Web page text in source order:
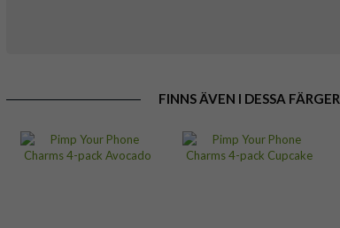
FINNS ÄVEN I DESSA FÄRGER